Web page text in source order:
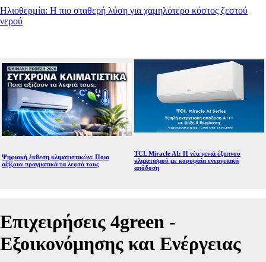
Ηλιοθερμία: Η πιο σταθερή λύση για χαμηλότερο κόστος ζεστού
νερού
Ψηφιακή έκθεση κλιματιστικών: Ποια
αξίζουν πραγματικά τα λεφτά τους
TCL Miracle AI: Η νέα γενιά έξυπνου
κλιματισμού με κορυφαία ενεργειακή
απόδοση